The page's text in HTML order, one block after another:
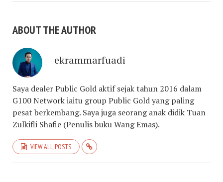
ABOUT THE AUTHOR
ekrammarfuadi
Saya dealer Public Gold aktif sejak tahun 2016 dalam
G100 Network iaitu group Public Gold yang paling
pesat berkembang. Saya juga seorang anak didik Tuan
Zulkifli Shafie (Penulis buku Wang Emas).
VIEW ALL POSTS